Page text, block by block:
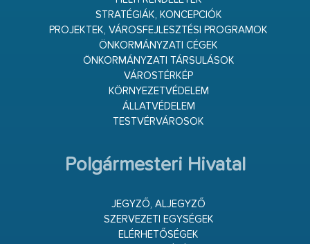
STRATÉGIÁK, KONCEPCIÓK
PROJEKTEK, VÁROSFEJLESZTÉSI PROGRAMOK
ÖNKORMÁNYZATI CÉGEK
ÖNKORMÁNYZATI TÁRSULÁSOK
VÁROSTÉRKÉP
KÖRNYEZETVÉDELEM
ÁLLATVÉDELEM
TESTVÉRVÁROSOK
Polgármesteri Hivatal
JEGYZŐ, ALJEGYZŐ
SZERVEZETI EGYSÉGEK
ELÉRHETŐSÉGEK